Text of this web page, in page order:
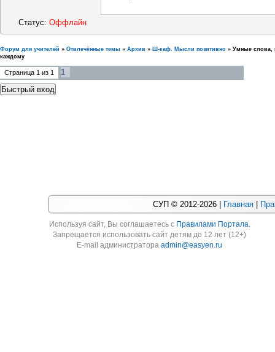
Статус: Оффлайн
Форум для учителей » Отвлечённые темы » Архив » Ш-каф. Мысли позитивно » Умные слова,
каждому
Страница 1 из 1 1
СУП © 2012-2026 | Главная
Используя cайт, Вы соглашаетесь с Правилами Портала.
Запрещается использовать сайт детям до 12 лет (12+)
E-mail администратораadmin@easyen.ru